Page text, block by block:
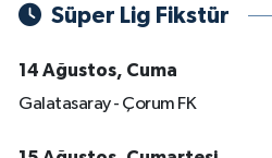
Süper Lig Fikstür
14 Ağustos, Cuma
Galatasaray - Çorum FK